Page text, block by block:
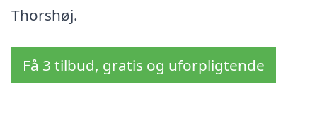
Thorshøj.
Få 3 tilbud, gratis og uforpligtende